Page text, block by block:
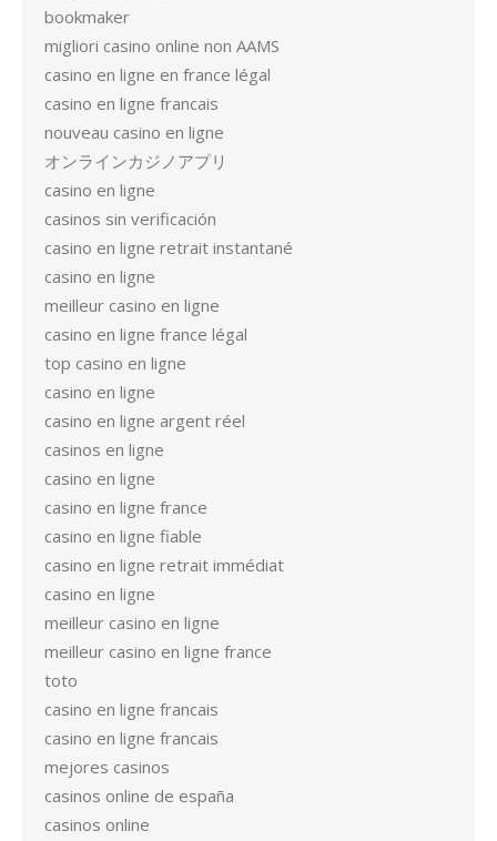
bookmaker
migliori casino online non AAMS
casino en ligne en france légal
casino en ligne francais
nouveau casino en ligne
オンラインカジノアプリ
casino en ligne
casinos sin verificación
casino en ligne retrait instantané
casino en ligne
meilleur casino en ligne
casino en ligne france légal
top casino en ligne
casino en ligne
casino en ligne argent réel
casinos en ligne
casino en ligne
casino en ligne france
casino en ligne fiable
casino en ligne retrait immédiat
casino en ligne
meilleur casino en ligne
meilleur casino en ligne france
toto
casino en ligne francais
casino en ligne francais
mejores casinos
casinos online de españa
casinos online